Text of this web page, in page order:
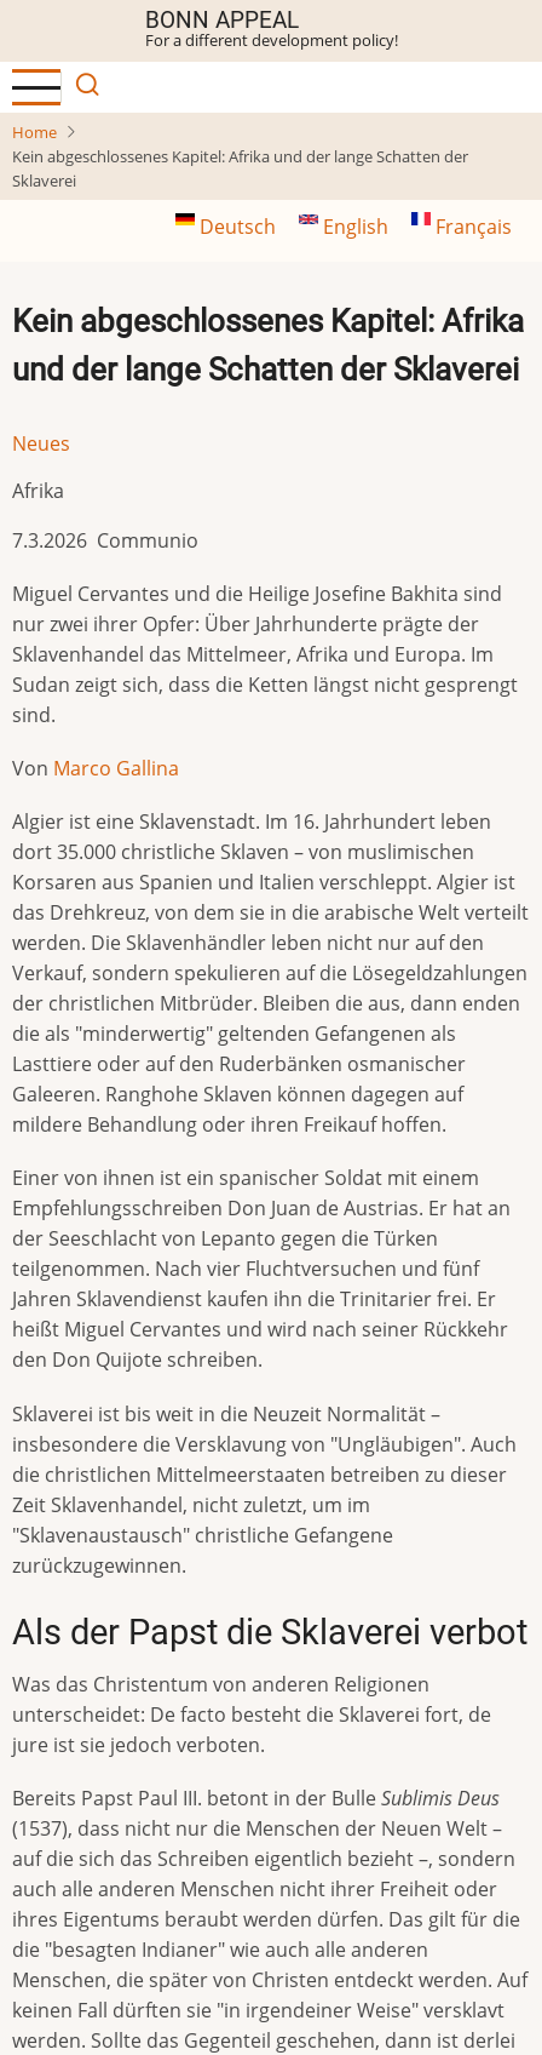
main
content
BONN APPEAL
For a different development policy!
Home
Kein abgeschlossenes Kapitel: Afrika und der lange Schatten der
Sklaverei
Deutsch English Français
Kein abgeschlossenes Kapitel: Afrika
und der lange Schatten der Sklaverei
Neues
Afrika
7.3.2026 Communio
Miguel Cervantes und die Heilige Josefine Bakhita sind
nur zwei ihrer Opfer: Über Jahrhunderte prägte der
Sklavenhandel das Mittelmeer, Afrika und Europa. Im
Sudan zeigt sich, dass die Ketten längst nicht gesprengt
sind.
Von Marco Gallina
Algier ist eine Sklavenstadt. Im 16. Jahrhundert leben
dort 35.000 christliche Sklaven – von muslimischen
Korsaren aus Spanien und Italien verschleppt. Algier ist
das Drehkreuz, von dem sie in die arabische Welt verteilt
werden. Die Sklavenhändler leben nicht nur auf den
Verkauf, sondern spekulieren auf die Lösegeldzahlungen
der christlichen Mitbrüder. Bleiben die aus, dann enden
die als "minderwertig" geltenden Gefangenen als
Lasttiere oder auf den Ruderbänken osmanischer
Galeeren. Ranghohe Sklaven können dagegen auf
mildere Behandlung oder ihren Freikauf hoffen.
Einer von ihnen ist ein spanischer Soldat mit einem
Empfehlungsschreiben Don Juan de Austrias. Er hat an
der Seeschlacht von Lepanto gegen die Türken
teilgenommen. Nach vier Fluchtversuchen und fünf
Jahren Sklavendienst kaufen ihn die Trinitarier frei. Er
heißt Miguel Cervantes und wird nach seiner Rückkehr
den Don Quijote schreiben.
Sklaverei ist bis weit in die Neuzeit Normalität –
insbesondere die Versklavung von "Ungläubigen". Auch
die christlichen Mittelmeerstaaten betreiben zu dieser
Zeit Sklavenhandel, nicht zuletzt, um im
"Sklavenaustausch" christliche Gefangene
zurückzugewinnen.
Als der Papst die Sklaverei verbot
Was das Christentum von anderen Religionen
unterscheidet: De facto besteht die Sklaverei fort, de
jure ist sie jedoch verboten.
Bereits Papst Paul III. betont in der BulleSublimis Deus
(1537), dass nicht nur die Menschen der Neuen Welt –
auf die sich das Schreiben eigentlich bezieht –, sondern
auch alle anderen Menschen nicht ihrer Freiheit oder
ihres Eigentums beraubt werden dürfen. Das gilt für die
die "besagten Indianer" wie auch alle anderen
Menschen, die später von Christen entdeckt werden. Auf
keinen Fall dürften sie "in irgendeiner Weise" versklavt
werden. Sollte das Gegenteil geschehen, dann ist derlei